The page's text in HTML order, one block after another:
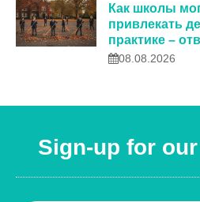
Как школы
привлекать
практике –
08.08.2026
Sign-up for